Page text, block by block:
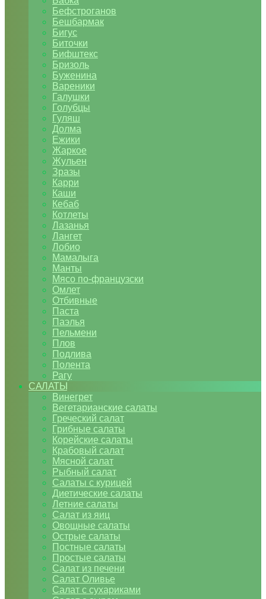
Бефстроганов
Бешбармак
Бигус
Биточки
Бифштекс
Бризоль
Буженина
Вареники
Галушки
Голубцы
Гуляш
Долма
Ежики
Жаркое
Жульен
Зразы
Карри
Каши
Кебаб
Котлеты
Лазанья
Лангет
Лобио
Мамалыга
Манты
Мясо по-французски
Омлет
Отбивные
Паста
Паэлья
Пельмени
Плов
Подлива
Полента
Рагу
САЛАТЫ
Винегрет
Вегетарианские салаты
Греческий салат
Грибные салаты
Корейские салаты
Крабовый салат
Мясной салат
Рыбный салат
Салаты с курицей
Диетические салаты
Летние салаты
Салат из яиц
Овощные салаты
Острые салаты
Постные салаты
Простые салаты
Салат из печени
Салат Оливье
Салат с сухариками